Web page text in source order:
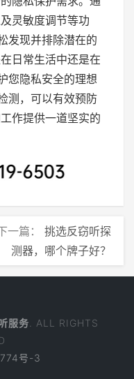
灵敏度调节等功
发现并排除潜在的
日常生活中还是在
您隐私安全的理想
测，可以有效预防
作提供一道坚实的
一篇： 挑选反窃听探
测器，哪个牌子好？
服务 . ALL RIGHTS
号-3